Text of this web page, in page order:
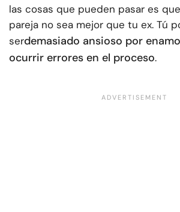
las cosas que pueden pasar es
pareja no sea mejor que tu ex. Tú
serdemasiado ansioso por
ocurrir errores en el proceso.